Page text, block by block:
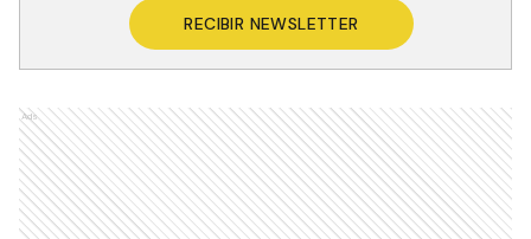
RECIBIR NEWSLETTER
Ads